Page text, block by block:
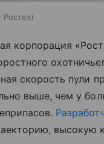
Ростех)
корпорация
скорость пули
выше, чем у
высокую